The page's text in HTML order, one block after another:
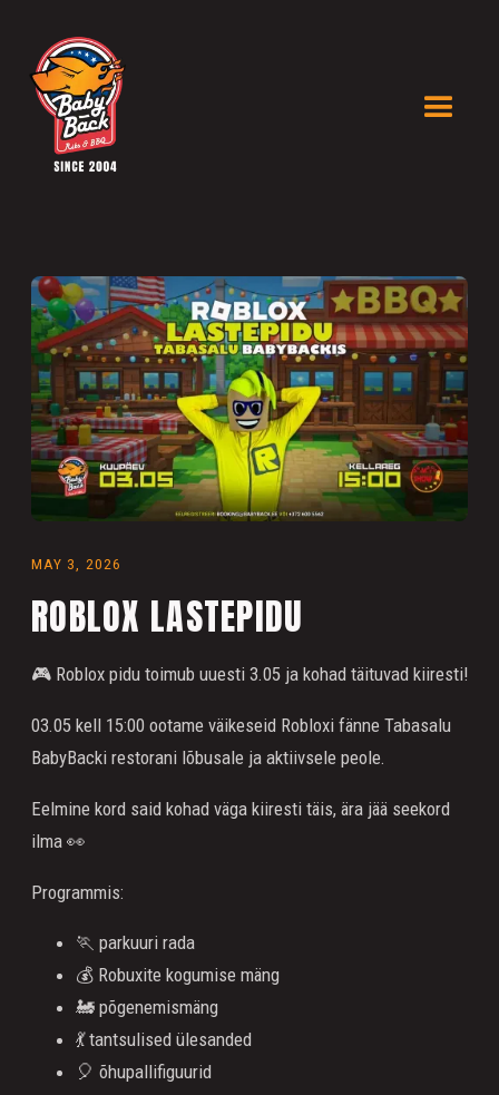
MAY 3, 2026
ROBLOX LASTEPIDU
🎮 Roblox pidu toimub uuesti 3.05 ja kohad täituvad kiiresti!
03.05 kell 15:00 ootame väikeseid Robloxi fänne Tabasalu
BabyBacki restorani lõbusale ja aktiivsele peole.
Eelmine kord said kohad väga kiiresti täis, ära jää seekord
ilma 👀
Programmis:
🏃 parkuuri rada
💰 Robuxite kogumise mäng
🚂 põgenemismäng
💃 tantsulised ülesanded
🎈 õhupallifiguurid